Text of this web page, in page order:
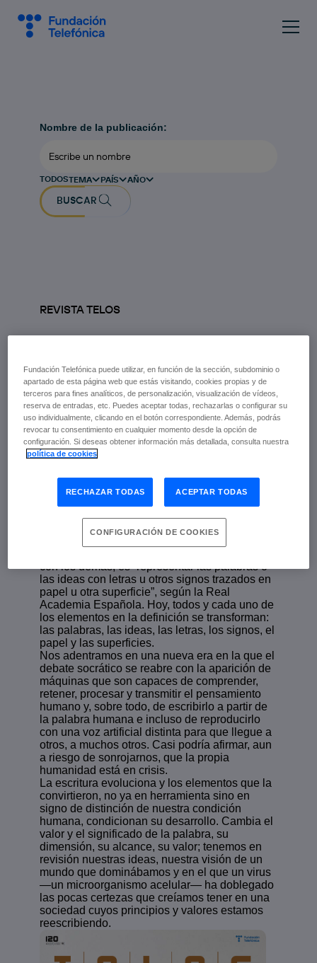
Nombre de la publicación:
TODOSTEMA PAÍS AÑO
BUSCAR
REVISTA TELOS
Julio de 2022 | Fundación Telefónica
escuchar
La escritura está en crisis. No porque esté en
desuso, sino porque está mutando. Como
tantas de nuestras actividades cotidianas se ve
afectada por el desarrollo de nuevas
tecnologías que los seres humanos hemos
con los demás, es “representar las palabras o
las ideas con letras u otros signos trazados en
papel u otra superficie”, según la Real
Academia Española. Hoy, todos y cada uno de
los elementos en la definición se transforman:
las palabras, las ideas, las letras, los signos, el
papel y las superficies.
Nos adentramos en una nueva era en la que el
debate socrático se reabre con la aparición de
máquinas que son capaces de comprender,
retener, procesar y transmitir el pensamiento
humano y, sobre todo, de escribirlo a partir de
la palabra humana e incluso de reproducirlo
con una voz artificial distinta para que llegue a
otros, a muchos otros. Casi podría afirmar, aun
a riesgo de sonrojarnos, que la propia
humanidad está en crisis.
La escritura evoluciona y los elementos que la
convirtieron, no ya en herramienta sino en
signo de distinción de nuestra condición
humana, condicionan su desarrollo. Cambia el
valor y el significado de la palabra, su
dimensión, su alcance, su valor; tenemos en
revisión nuestras ideas, nuestra visión de un
mundo que dominábamos y en el que un virus
—un microorganismo acelular— ha doblegado
las pocas certezas que creíamos tener en una
sociedad cuyos principios y valores estamos
reescribiendo.
Fundación Telefónica puede utilizar, en función de la sección, subdominio o
apartado de esta página web que estás visitando, cookies propias y de
terceros para fines analíticos, de personalización, visualización de vídeos,
reserva de entradas, etc. Puedes aceptar todas, rechazarlas o configurar su
uso individualmente, clicando en el botón correspondiente. Además, podrás
revocar tu consentimiento en cualquier momento desde la opción de
configuración. Si deseas obtener información más detallada, consulta nuestra
política de cookies
RECHAZAR TODAS ACEPTAR TODAS
CONFIGURACIÓN DE COOKIES